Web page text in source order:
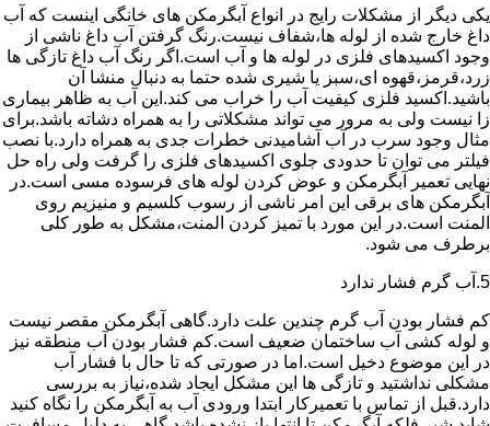
یکی دیگر از مشکلات رایج در انواع آبگرمکن های خانگی اینست که آب
داغ خارج شده از لوله ها،شفاف نیست.رنگ گرفتن آب داغ ناشی از
وجود اکسیدهای فلزی در لوله ها و آب است.اگر رنگ آب داغ تازگی ها
زرد،قرمز،قهوه ای،سبز یا شیری شده حتما به دنبال منشا آن
باشید.اکسید فلزی کیفیت آب را خراب می کند.این آب به ظاهر بیماری
زا نیست ولی به مرور می تواند مشکلاتی را به همراه دشاته باشد.برای
مثال وجود سرب در آب آشامیدنی خطرات جدی به همراه دارد.با نصب
فیلتر می توان تا حدودی جلوی اکسیدهای فلزی را گرفت ولی راه حل
نهایی تعمیر آبگرمکن و عوض کردن لوله های فرسوده مسی است.در
آبگرمکن های برقی این امر ناشی از رسوب کلسیم و منیزیم روی
المنت است.در این مورد با تمیز کردن المنت،مشکل به طور کلی
برطرف می شود.
5.آب گرم فشار ندارد
کم فشار بودن آب گرم چندین علت دارد.گاهی آبگرمکن مقصر نیست
و لوله کشی آب ساختمان ضعیف است.کم فشار بودن آب منطقه نیز
در این موضوع دخیل است.اما در صورتی که تا حال با فشار آب
مشکلی نداشتید و تازگی ها این مشکل ایجاد شده،نیاز به بررسی
دارد.قبل از تماس با تعمیرکار ابتدا ورودی آب به آبگرمکن را نگاه کنید